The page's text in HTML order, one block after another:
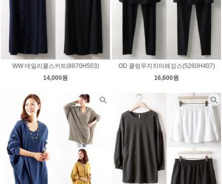
WW 데일리쿨스커트(8870H503)
14,000원
OD 쿨링무지치마레깅스(5260H407)
16,600원